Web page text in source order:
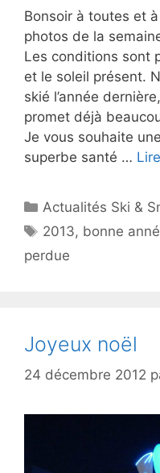
Bonsoir à toutes et
photos de la
Les conditions sont
et le soleil présent.
skié l’année
promet déjà
Je vous souhaite
superbe santé …
Catégories
Actualités Ski &
Étiquettes
2013, bonne
perdue
Joyeux noël
24 décembre 2012